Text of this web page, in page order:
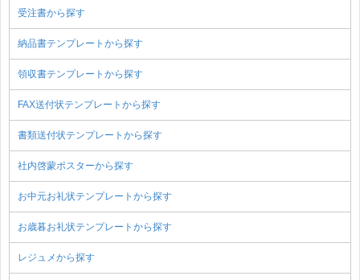
受注書から探す
納品書テンプレートから探す
領収書テンプレートから探す
FAX送付状テンプレートから探す
書類送付状テンプレートから探す
社内啓蒙ポスターから探す
お中元お礼状テンプレートから探す
お歳暮お礼状テンプレートから探す
レジュメから探す